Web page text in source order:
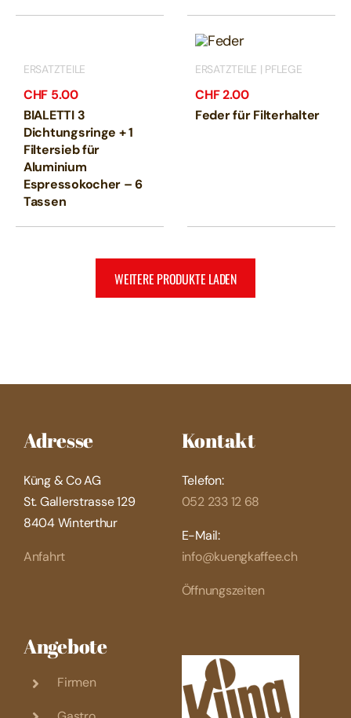
ERSATZTEILE
CHF 5.00
BIALETTI 3
Dichtungsringe + 1
Filtersieb für
Aluminium
Espressokocher – 6
Tassen
ERSATZTEILE | PFLEGE
CHF2.00
Feder für Filterhalter
WEITERE PRODUKTE LADEN
Adresse
Küng & Co AG
St. Gallerstrasse 129
8404 Winterthur
Anfahrt
Kontakt
Telefon:
052 233 12 68
E-Mail:
info@kuengkaffee.ch
Öffnungszeiten
Angebote
Firmen